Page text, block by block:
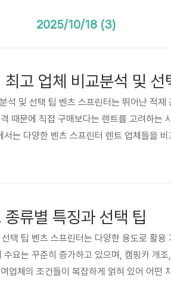
2025/10/18 (3)
고 업체 비교분석 및 선
석 및 선택 팁 벤츠 스프린터는 뛰어난 적
때문에 직접 구매보다는 렌트를 고려하는
는 다양한 벤츠 스프린터 렌트 업체들을
니다. 최근에는 단순한 가격 비교뿐 아니
류별 특징과 선택 팁
택 팁 벤츠 스프린터는 다양한 용도로 활
요는 꾸준히 증가하고 있으며, 캠핑카 개
업체의 조건들이 복잡하게 얽혀 있어 어떤